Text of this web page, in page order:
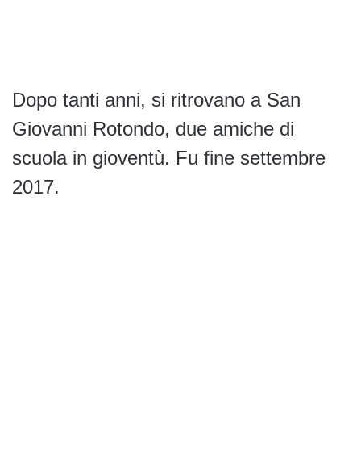
Dopo tanti anni, si ritrovano a San
Giovanni Rotondo, due amiche di
scuola in gioventù. Fu fine settembre
2017.